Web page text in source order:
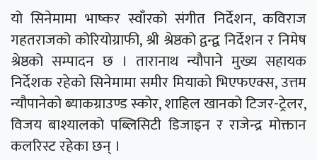
यो सिनेमामा भाष्कर स्वाँरको संगीत निर्देशन, कविराज
गहतराजको कोरियोग्राफी, श्री श्रेष्ठको द्वन्द्व निर्देशन र निमेष
श्रेष्ठको सम्पादन छ । तारानाथ न्यौपाने मुख्य सहायक
निर्देशक रहेको सिनेमामा समीर मियाको भिएफएक्स, उत्तम
न्यौपानेको ब्याकग्राउण्ड स्कोर, शाहिल खानको टिजर-ट्रेलर,
विजय बाश्यालको पब्लिसिटी डिजाइन र राजेन्द्र मोक्तान
कलरिस्ट रहेका छन् ।